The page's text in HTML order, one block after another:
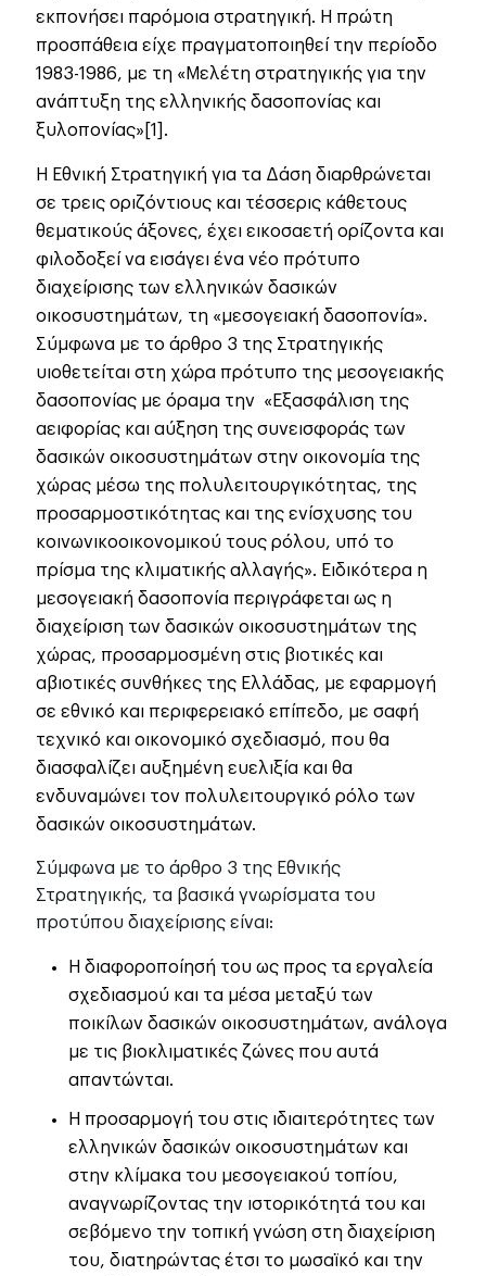
εκπονήσει παρόμοια στρατηγική. Η πρώτη
προσπάθεια είχε πραγματοποιηθεί την περίοδο
1983-1986, με τη «Μελέτη στρατηγικής για την
ανάπτυξη της ελληνικής δασοπονίας και
ξυλοπονίας»[1].
Η Εθνική Στρατηγική για τα Δάση διαρθρώνεται
σε τρεις οριζόντιους και τέσσερις κάθετους
θεματικούς άξονες, έχει εικοσαετή ορίζοντα και
φιλοδοξεί να εισάγει ένα νέο πρότυπο
διαχείρισης των ελληνικών δασικών
οικοσυστημάτων, τη «μεσογειακή δασοπονία».
Σύμφωνα με το άρθρο 3 της Στρατηγικής
υιοθετείται στη χώρα πρότυπο της μεσογειακής
δασοπονίας με όραμα την «Εξασφάλιση της
αειφορίας και αύξηση της συνεισφοράς των
δασικών οικοσυστημάτων στην οικονομία της
χώρας μέσω της πολυλειτουργικότητας, της
προσαρμοστικότητας και της ενίσχυσης του
κοινωνικοοικονομικού τους ρόλου, υπό το
πρίσμα της κλιματικής αλλαγής». Ειδικότερα η
μεσογειακή δασοπονία περιγράφεται ως η
διαχείριση των δασικών οικοσυστημάτων της
χώρας, προσαρμοσμένη στις βιοτικές και
αβιοτικές συνθήκες της Ελλάδας, με εφαρμογή
σε εθνικό και περιφερειακό επίπεδο, με σαφή
τεχνικό και οικονομικό σχεδιασμό, που θα
διασφαλίζει αυξημένη ευελιξία και θα
ενδυναμώνει τον πολυλειτουργικό ρόλο των
δασικών οικοσυστημάτων.
Σύμφωνα με το άρθρο 3 της Εθνικής
Στρατηγικής, τα βασικά γνωρίσματα του
προτύπου διαχείρισης είναι:
Η διαφοροποίησή του ως προς τα εργαλεία
σχεδιασμού και τα μέσα μεταξύ των
ποικίλων δασικών οικοσυστημάτων, ανάλογα
με τις βιοκλιματικές ζώνες που αυτά
απαντώνται.
Η προσαρμογή του στις ιδιαιτερότητες των
ελληνικών δασικών οικοσυστημάτων και
στην κλίμακα του μεσογειακού τοπίου,
αναγνωρίζοντας την ιστορικότητά του και
σεβόμενο την τοπική γνώση στη διαχείριση
του, διατηρώντας έτσι το μωσαϊκό και την